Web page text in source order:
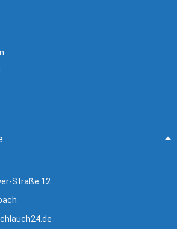
Straße 12